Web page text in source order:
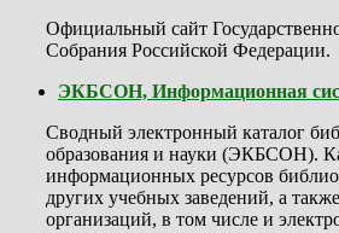
Официальный сайт
Собрания Российской Федерации.
ЭКБСОН, Информационная
Сводный электронный каталог
образования и науки (ЭКБСОН).
информационных ресурсов
других учебных заведений, а
организаций, в том числе и